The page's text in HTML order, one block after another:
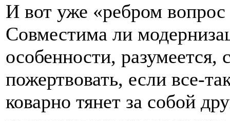
И вот уже «ребром
Совместима ли
особенности, разумеется,
пожертвовать, если все-
коварно тянет за собой